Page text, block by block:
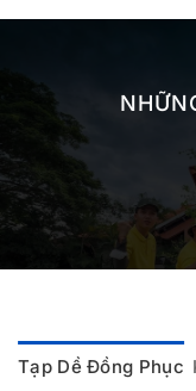
Tạp Dề Đồng Phục